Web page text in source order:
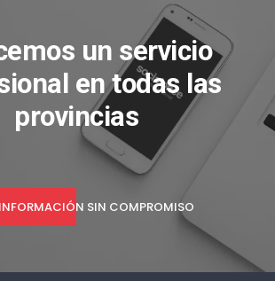
un servicio
en todas las
provincias
SIN COMPROMISO